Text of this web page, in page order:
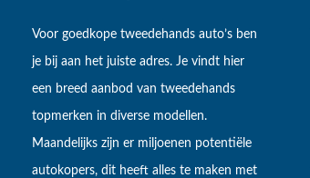
Voor goedkope tweedehands auto’s ben
je bij aan het juiste adres. Je vindt hier
een breed aanbod van tweedehands
topmerken in diverse modellen.
Maandelijks zijn er miljoenen potentiële
autokopers, dit heeft alles te maken met